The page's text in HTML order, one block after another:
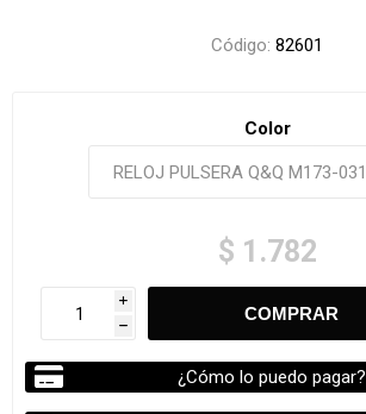
Código: 82601
Color
$ 1.782
i
h
¿Cómo lo puedo pagar?